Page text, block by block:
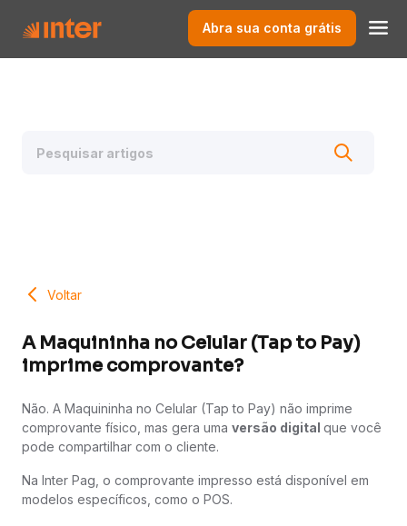
Abra sua conta grátis
Voltar
A Maquininha no Celular (Tap to Pay)
imprime comprovante?​
Não. A Maquininha no Celular (Tap to Pay) não imprime
comprovante físico, mas gera uma versão digital que você
pode compartilhar com o cliente.
Na Inter Pag, o comprovante impresso está disponível em
modelos específicos, como o POS.